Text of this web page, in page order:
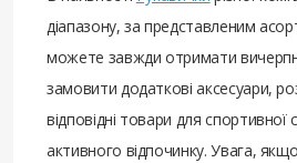
діапазону, за представленим
можете завжди отримати
замовити додаткові аксесуари,
відповідні товари для спортивної
активного відпочинку. Увага,